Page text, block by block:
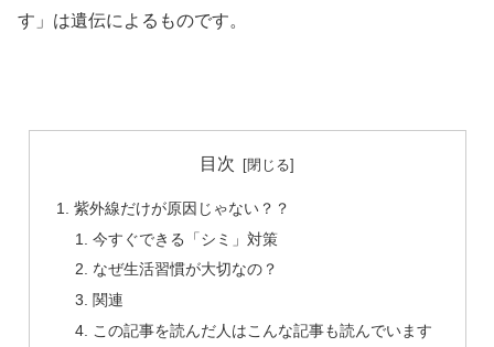
す」は遺伝によるものです。
目次
紫外線だけが原因じゃない？？
今すぐできる「シミ」対策
なぜ生活習慣が大切なの？
関連
この記事を読んだ人はこんな記事も読んでいます